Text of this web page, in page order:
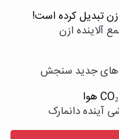
ازن تبدیل کرده است!
آلاینده ازن
جدید سنجش
آینده دانمارک